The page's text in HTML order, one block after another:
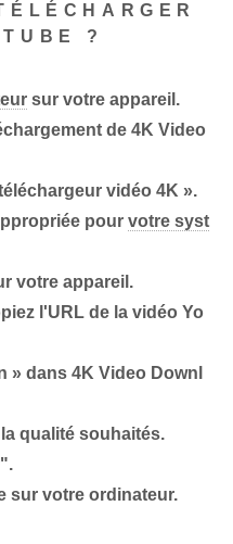
?
sur votre appareil.
de 4K Video
vidéo 4K ».
pour votre syst
votre appareil.
l'URL de la vidéo Yo
» dans 4K Video Downl
qualité souhaités.
sur votre ordinateur.